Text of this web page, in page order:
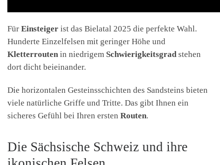
Für Einsteiger ist das Bielatal 2025 die perfekte Wahl.
Hunderte Einzelfelsen mit geringer Höhe und
Kletterrouten in niedrigem Schwierigkeitsgradstehen
dort dicht beieinander.
Die horizontalen Gesteinsschichten des Sandsteins bieten
viele natürliche Griffe und Tritte. Das gibt Ihnen ein
sicheres Gefühl bei Ihren ersten Routen.
Die Sächsische Schweiz und ihre